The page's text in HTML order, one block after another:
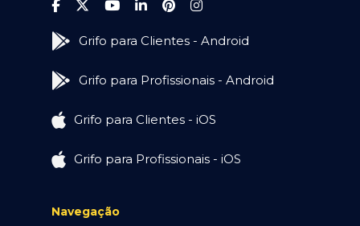
Grifo para Clientes - Android
Grifo para Profissionais - Android
Grifo para Clientes - iOS
Grifo para Profissionais - iOS
Navegação